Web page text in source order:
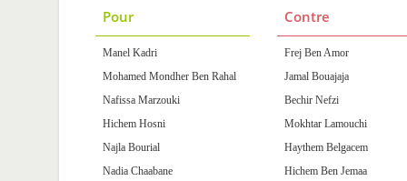
Pour
Manel Kadri
Mohamed Mondher Ben Rahal
Nafissa Marzouki
Hichem Hosni
Najla Bourial
Nadia Chaabane
Contre
Frej Ben Amor
Jamal Bouajaja
Bechir Nefzi
Mokhtar Lamouchi
Haythem Belgacem
Hichem Ben Jemaa